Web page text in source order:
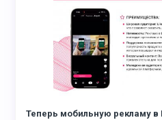
Теперь мобильную рекламу